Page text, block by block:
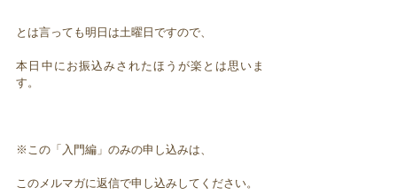
とは言っても明日は土曜日ですので、
本日中にお振込みされたほうが楽とは思いま
す。
※この「入門編」のみの申し込みは、
このメルマガに返信で申し込みしてください。